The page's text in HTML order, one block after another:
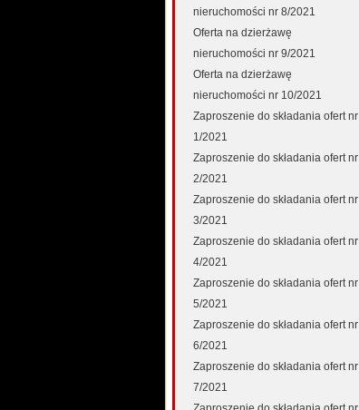
nieruchomości nr 8/2021
Oferta na dzierżawę
nieruchomości nr 9/2021
Oferta na dzierżawę
nieruchomości nr 10/2021
Zaproszenie do składania ofert nr
1/2021
Zaproszenie do składania ofert nr
2/2021
Zaproszenie do składania ofert nr
3/2021
Zaproszenie do składania ofert nr
4/2021
Zaproszenie do składania ofert nr
5/2021
Zaproszenie do składania ofert nr
6/2021
Zaproszenie do składania ofert nr
7/2021